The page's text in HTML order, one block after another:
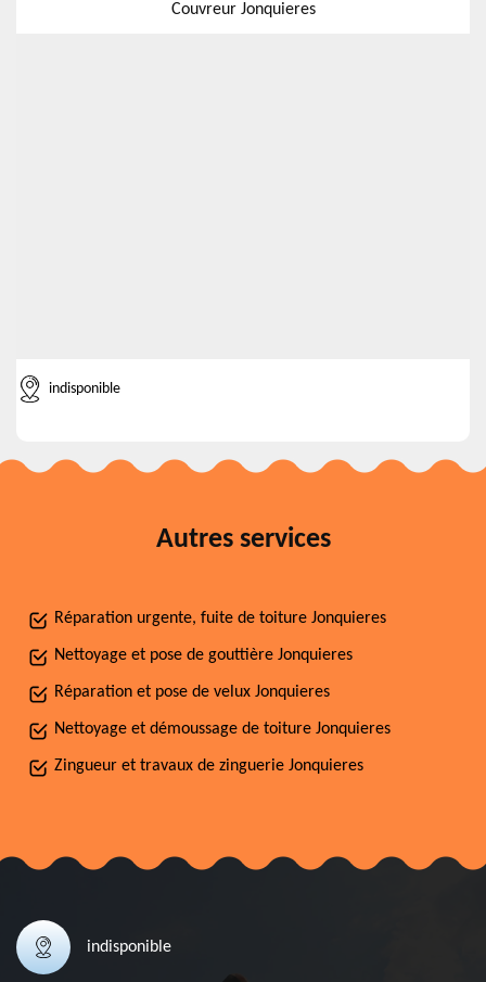
Couvreur Jonquieres
indisponible
Autres services
Réparation urgente, fuite de toiture Jonquieres
Nettoyage et pose de gouttière Jonquieres
Réparation et pose de velux Jonquieres
Nettoyage et démoussage de toiture Jonquieres
Zingueur et travaux de zinguerie Jonquieres
indisponible